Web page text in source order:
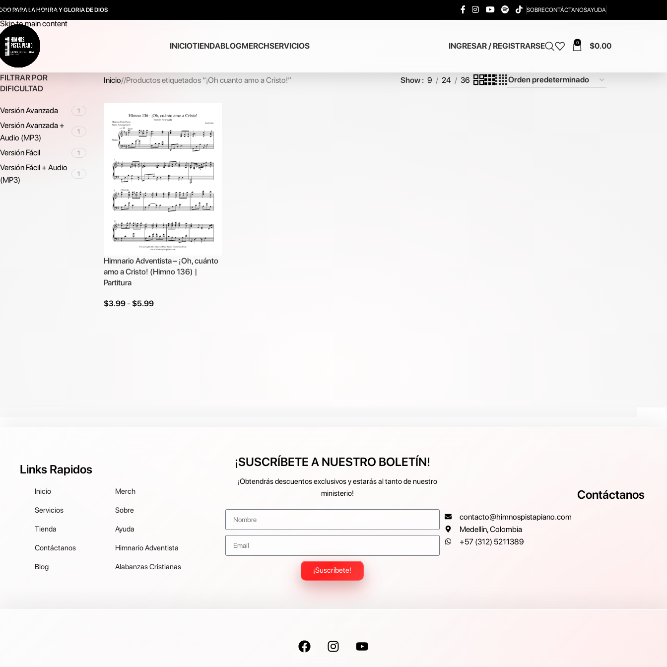
Skip to navigation
Skip to main content
PARA LA HONRA Y GLORIA DE DIOS SOBRECONTÁCTANOSAYUDA
INICIOTIENDABLOGMERCHSERVICIOS INGRESAR / REGISTRARSE 0 $0.00
FILTRAR POR
DIFICULTAD
Versión Avanzada 1
Versión Avanzada +
Audio (MP3)
1
Versión Fácil 1
Versión Fácil + Audio
(MP3)
1
Inicio/ Productos etiquetados “¡Oh cuanto amo a Cristo!” Show 9 24 36
Himnario Adventista – ¡Oh, cuánto
amo a Cristo! (Himno 136) |
Partitura
$3.99- $5.99
Links Rapidos
Inicio
Servicios
Tienda
Contáctanos
Blog
Merch
Sobre
Ayuda
Himnario Adventista
Alabanzas Cristianas
¡SUSCRÍBETE A NUESTRO BOLETÍN!
¡Obtendrás descuentos exclusivos y estarás al tanto de nuestro
ministerio!
¡Suscríbete!
Contáctanos
contacto@himnospistapiano.com
Medellín, Colombia
+57 (312) 5211389